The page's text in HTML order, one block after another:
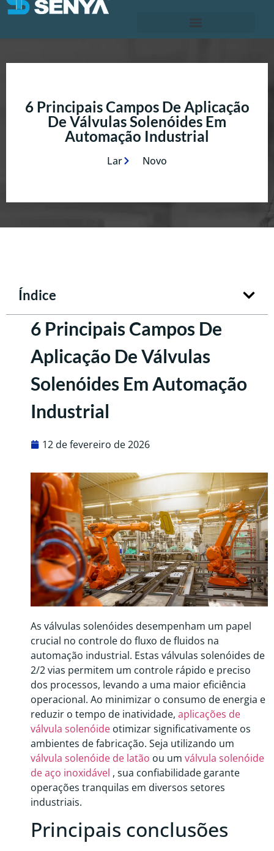
6 Principais Campos De Aplicação
De Válvulas Solenóides Em
Automação Industrial
Lar Novo
Índice
6 Principais Campos De
Aplicação De Válvulas
Solenóides Em Automação
Industrial
12 de fevereiro de 2026
As válvulas solenóides desempenham um papel
crucial no controle do fluxo de fluidos na
automação industrial. Estas válvulas solenóides de
2/2 vias permitem um controle rápido e preciso
dos processos, levando a uma maior eficiência
operacional. Ao minimizar o consumo de energia e
reduzir o tempo de inatividade, aplicações de
válvula solenóide otimizar significativamente os
ambientes de fabricação. Seja utilizando um
válvula solenóide de latão ou um válvula solenóide
de aço inoxidável , sua confiabilidade garante
operações tranquilas em diversos setores
industriais.
Principais conclusões